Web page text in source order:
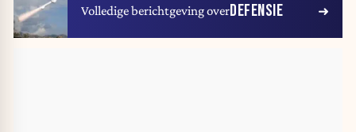
Volledige berichtgeving overDEFENSIE